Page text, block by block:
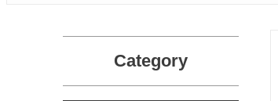
Category